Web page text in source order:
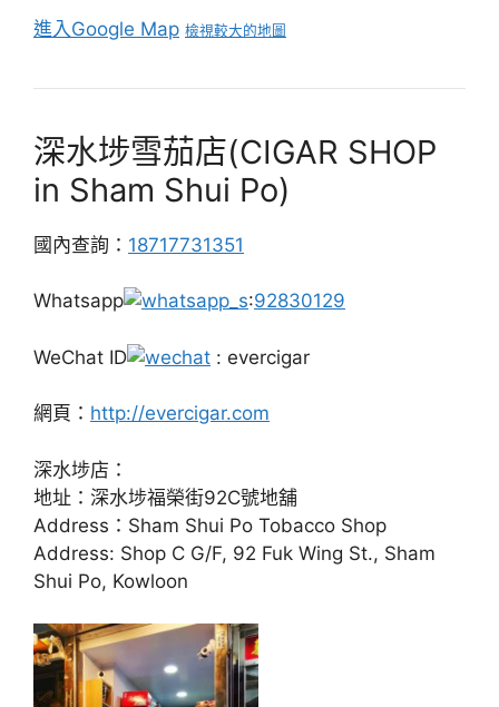
進入Google Map 檢視較大的地圖
深水埗雪茄店(CIGAR SHOP
in Sham Shui Po)
國內查詢： 18717731351
Whatsapp :92830129
WeChat ID : evercigar
網頁： http://evercigar.com
深水埗店：
地址：深水埗福榮街92C號地舖
Address：Sham Shui Po Tobacco Shop
Address: Shop C G/F, 92 Fuk Wing St., Sham
Shui Po, Kowloon